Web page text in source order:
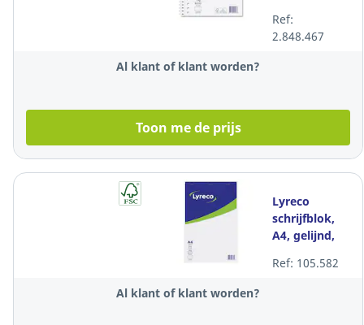
80 vellen, 17
perforaties
Ref:
2.848.467
Al klant of klant worden?
Toon me de prijs
Lyreco
schrijfblok,
A4, gelijnd,
vellen
Ref: 105.582
Al klant of klant worden?